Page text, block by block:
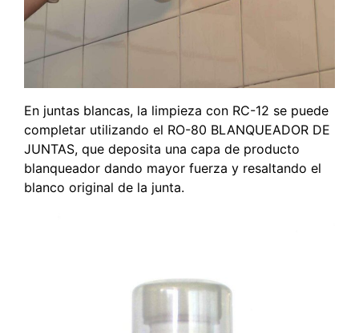
En juntas blancas, la limpieza con RC-12 se puede
completar utilizando el RO-80 BLANQUEADOR DE
JUNTAS, que deposita una capa de producto
blanqueador dando mayor fuerza y resaltando el
blanco original de la junta.